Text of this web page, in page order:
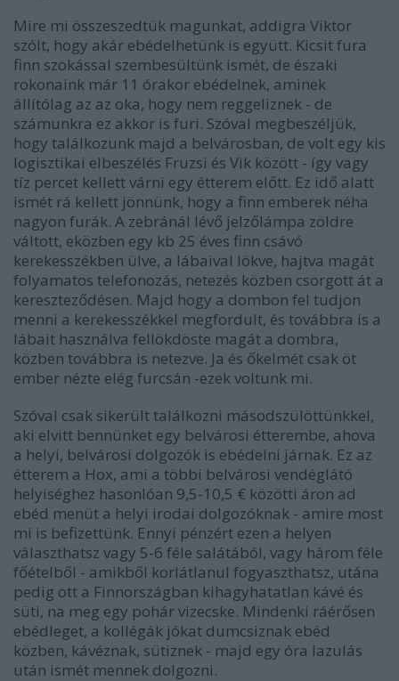
Mire mi összeszedtük magunkat, addigra Viktor
szólt, hogy akár ebédelhetünk is együtt. Kicsit fura
finn szokással szembesültünk ismét, de északi
rokonaink már 11 órakor ebédelnek, aminek
állítólag az az oka, hogy nem reggeliznek - de
számunkra ez akkor is furi. Szóval megbeszéljük,
hogy találkozunk majd a belvárosban, de volt egy kis
logisztikai elbeszélés Fruzsi és Vik között - így vagy
tíz percet kellett várni egy étterem előtt. Ez idő alatt
ismét rá kellett jönnünk, hogy a finn emberek néha
nagyon furák. A zebránál lévő jelzőlámpa zöldre
váltott, eközben egy kb 25 éves finn csávó
kerekesszékben ülve, a lábaival lökve, hajtva magát
folyamatos telefonozás, netezés közben csorgott át a
kereszteződésen. Majd hogy a dombon fel tudjon
menni a kerekesszékkel megfordult, és továbbra is a
lábait használva fellökdöste magát a dombra,
közben továbbra is netezve. Ja és őkelmét csak öt
ember nézte elég furcsán -ezek voltunk mi.
Szóval csak sikerült találkozni másodszülöttünkkel,
aki elvitt bennünket egy belvárosi étterembe, ahova
a helyi, belvárosi dolgozók is ebédelni járnak. Ez az
étterem a Hox, ami a többi belvárosi vendéglátó
helyiséghez hasonlóan 9,5-10,5 € közötti áron ad
ebéd menüt a helyi irodai dolgozóknak - amire most
mi is befizettünk. Ennyi pénzért ezen a helyen
választhatsz vagy 5-6 féle salátából, vagy három féle
főételből - amikből korlátlanul fogyaszthatsz, utána
pedig ott a Finnországban kihagyhatatlan kávé és
süti, na meg egy pohár vizecske. Mindenki ráérősen
ebédleget, a kollégák jókat dumcsiznak ebéd
közben, kávéznak, sütiznek - majd egy óra lazulás
után ismét mennek dolgozni.